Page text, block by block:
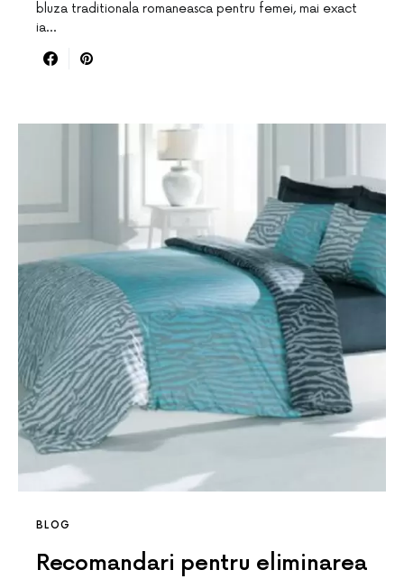
bluza traditionala romaneasca pentru femei, mai exact
ia…
BLOG
Recomandari pentru eliminarea